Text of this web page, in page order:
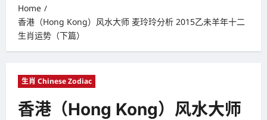
Home
香港（Hong Kong）风水大师 麦玲玲分析 2015乙未羊年十二
生肖运势（下篇）
生肖 Chinese Zodiac
香港（Hong Kong）风水大师